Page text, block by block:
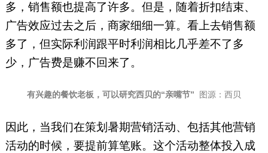
多，销售额也提高了许多。但是，随着折扣结束、
广告效应过去之后，商家细细一算。看上去销售额
多了，但实际利润跟平时利润相比几乎差不了多
少，广告费是赚不回来了。
有兴趣的餐饮老板，可以研究西贝的“亲嘴节” 图源：西贝
因此，当我们在策划暑期营销活动、包括其他营销
活动的时候，要提前算笔账。这个活动整体投入成